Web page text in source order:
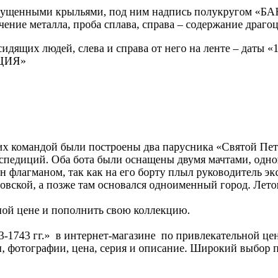
крыльями, под ним надпись полукругом
металла, проба сплава, справа – содержание
людей, слева и справа от него на ленте – даты
были построены два парусника «Святой
Оба бота были оснащены двумя мачтами,
так как на его борту плыл руководитель
а позже там основался одноименный город.
цене и пополнить свою коллекцию.
гг.» в интернет-магазине по привлекательной
фотографии, цена, серия и описание. Широкий